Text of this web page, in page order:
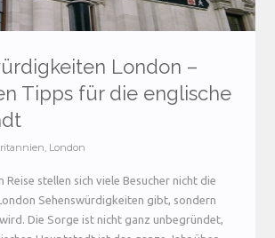
London –
Tipps für die englische
, London
Reise stellen sich viele Besucher nicht die
Sehenswürdigkeiten gibt, sondern
Die Sorge ist nicht ganz unbegründet,